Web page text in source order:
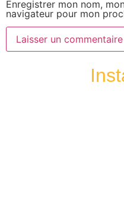
Enregistrer mon nom,
navigateur pour mon